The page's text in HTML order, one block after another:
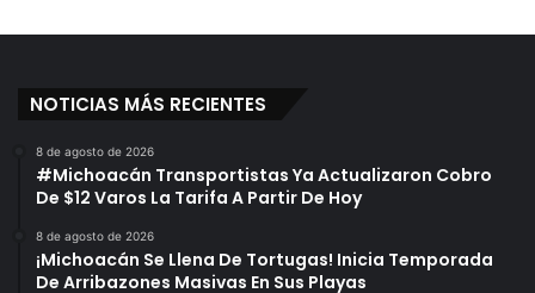
NOTICIAS MÁS RECIENTES
8 de agosto de 2026
#Michoacán Transportistas Ya Actualizaron Cobro
De $12 Varos La Tarifa A Partir De Hoy
8 de agosto de 2026
¡Michoacán Se Llena De Tortugas! Inicia Temporada
De Arribazones Masivas En Sus Playas